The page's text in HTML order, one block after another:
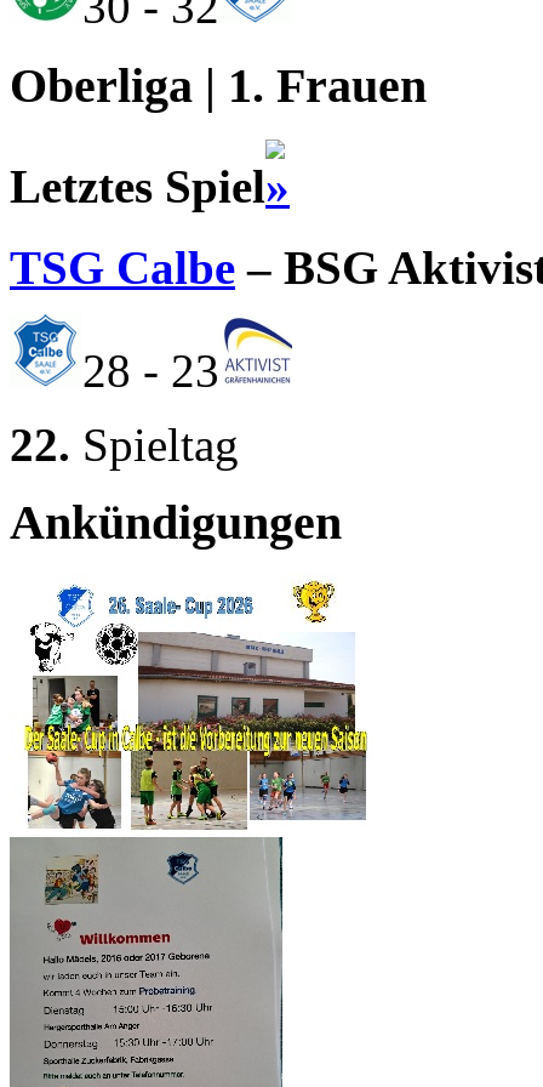
Oberliga | 1. Frauen
Letztes Spiel
TSG Calbe – BSG
28 - 23
22. Spieltag
Ankündigungen